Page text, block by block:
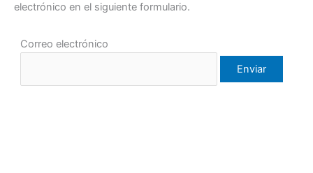
electrónico en el siguiente formulario.
Correo electrónico